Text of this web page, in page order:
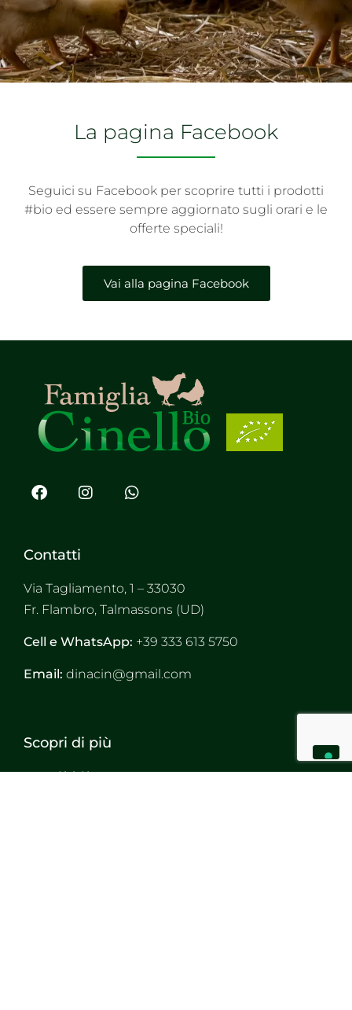
La pagina Facebook
Seguici su Facebook per scoprire tutti i prodotti
#bio ed essere sempre aggiornato sugli orari e le
offerte speciali!
Vai alla pagina Facebook
Contatti
Via Tagliamento, 1 – 33030
Fr. Flambro, Talmassons (UD)
Cell e WhatsApp: +39 333 613 5750
Email: dinacin@gmail.com
Scopri di più
Chi Siamo